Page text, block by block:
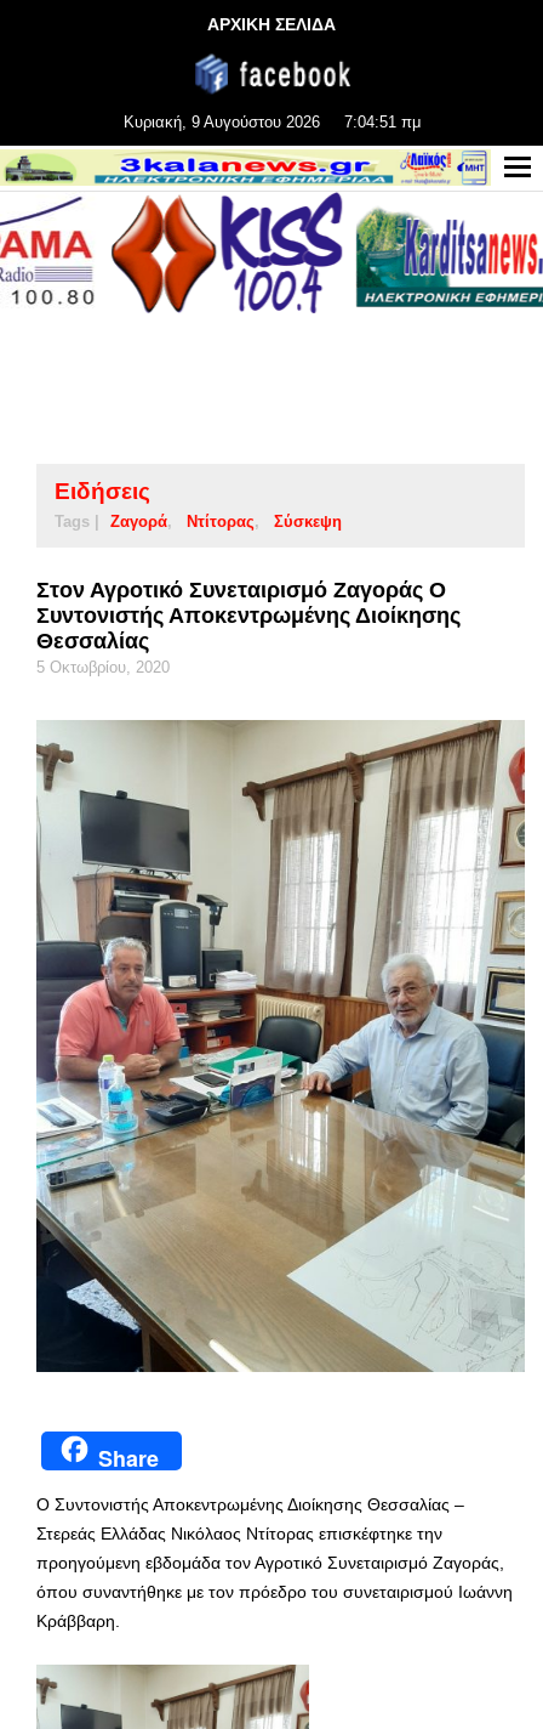
ΑΡΧΙΚΗ ΣΕΛΙΔΑ
Κυριακή, 9 Αυγούστου 2026 7:04:52 πμ
Ειδήσεις
Tags | Ζαγορά Ντίτορας Σύσκεψη
Στον Αγροτικό Συνεταιρισμό Ζαγοράς Ο
Συντονιστής Αποκεντρωμένης Διοίκησης
Θεσσαλίας
5 Οκτωβρίου, 2020
Share
Ο Συντονιστής Αποκεντρωμένης Διοίκησης Θεσσαλίας –
Στερεάς Ελλάδας Νικόλαος Ντίτορας επισκέφτηκε την
προηγούμενη εβδομάδα τον Αγροτικό Συνεταιρισμό Ζαγοράς,
όπου συναντήθηκε με τον πρόεδρο του συνεταιρισμού Ιωάννη
Κράββαρη.